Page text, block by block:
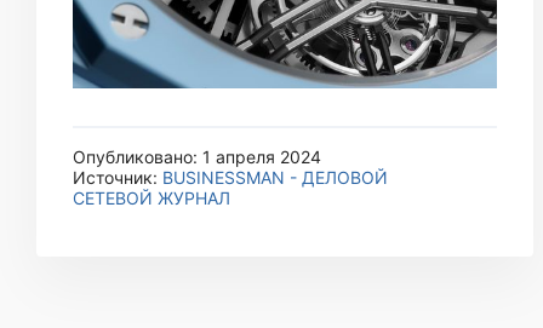
Опубликовано: 1 апреля 2024
Источник: BUSINESSMAN - ДЕЛОВОЙ
СЕТЕВОЙ ЖУРНАЛ